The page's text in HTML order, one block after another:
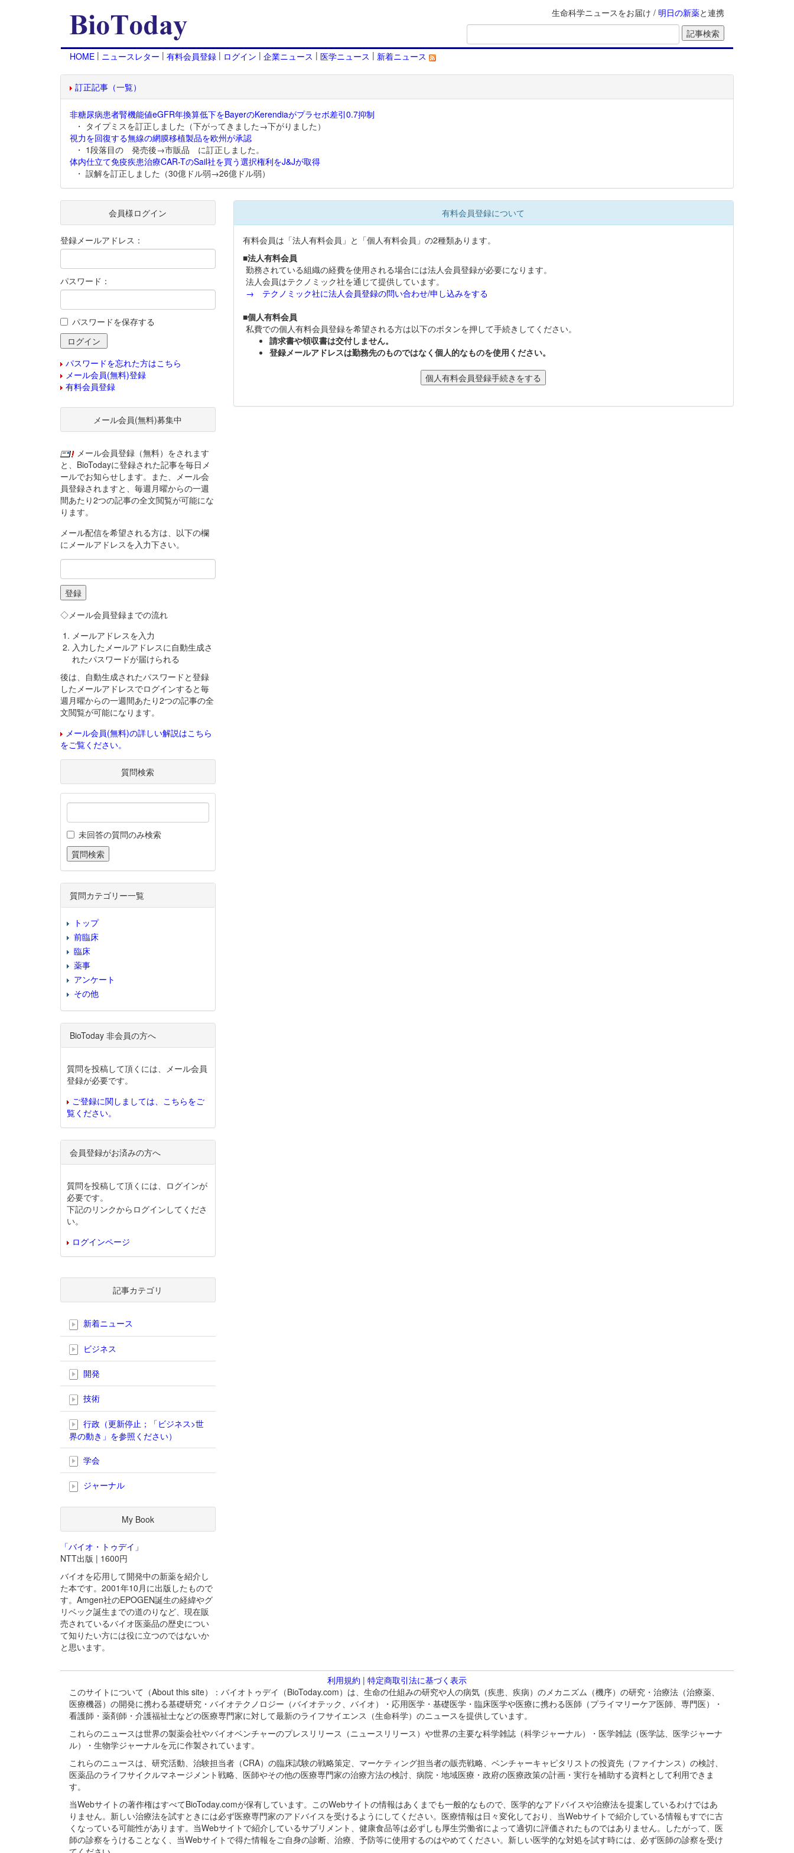
生命科学ニュースをお届け / 明日の新薬と連携
HOME | ニュースレター | 有料会員登録 | ログイン | 企業ニュース | 医学ニュース | 新着ニュース
訂正記事（一覧）
非糖尿病患者腎機能値eGFR年換算低下をBayerのKerendiaがプラセボ差引0.7抑制
・ タイプミスを訂正しました（下がってきました→下がりました）
視力を回復する無線の網膜移植製品を欧州が承認
・ 1段落目の 発売後→市販品 に訂正しました。
体内仕立て免疫疾患治療CAR-TのSail社を買う選択権利をJ&Jが取得
・ 誤解を訂正しました（30億ドル弱→26億ドル弱）
有料会員登録について
有料会員は「法人有料会員」と「個人有料会員」の2種類あります。
■法人有料会員
勤務されている組織の経費を使用される場合には法人会員登録が必要になります。
法人会員はテクノミック社を通じて提供しています。
→ テクノミック社に法人会員登録の問い合わせ/申し込みをする
■個人有料会員
私費での個人有料会員登録を希望される方は以下のボタンを押して手続きしてください。
請求書や領収書は交付しません。
登録メールアドレスは勤務先のものではなく個人的なものを使用ください。
会員様ログイン
登録メールアドレス：
パスワード：
パスワードを保存する
パスワードを忘れた方はこちら
メール会員(無料)登録
有料会員登録
メール会員(無料)募集中
メール会員登録（無料）をされます
と、BioTodayに登録された記事を毎日メ
ールでお知らせします。また、メール会
員登録されますと、毎週月曜からの一週
間あたり2つの記事の全文閲覧が可能にな
ります。
メール配信を希望される方は、以下の欄
にメールアドレスを入力下さい。
◇メール会員登録までの流れ
メールアドレスを入力
入力したメールアドレスに自動生成さ
れたパスワードが届けられる
後は、自動生成されたパスワードと登録
したメールアドレスでログインすると毎
週月曜からの一週間あたり2つの記事の全
文閲覧が可能になります。
メール会員(無料)の詳しい解説はこちら
をご覧ください。
質問検索
未回答の質問のみ検索
質問カテゴリー一覧
トップ
前臨床
臨床
薬事
アンケート
その他
BioToday 非会員の方へ
質問を投稿して頂くには、メール会員
登録が必要です。
ご登録に関しましては、こちらをご
覧ください。
会員登録がお済みの方へ
質問を投稿して頂くには、ログインが
必要です。
下記のリンクからログインしてくださ
い。
ログインページ
記事カテゴリ
新着ニュース
ビジネス
開発
技術
行政（更新停止；「ビジネス>世
界の動き」を参照ください）
学会
ジャーナル
My Book
「バイオ・トゥデイ」
NTT出版 | 1600円
バイオを応用して開発中の新薬を紹介し
た本です。2001年10月に出版したもので
す。Amgen社のEPOGEN誕生の経緯やグ
リベック誕生までの道のりなど、現在販
売されているバイオ医薬品の歴史につい
て知りたい方には役に立つのではないか
と思います。
利用規約 | 特定商取引法に基づく表示
このサイトについて（About this site）：バイオトゥデイ（BioToday.com）は、生命の仕組みの研究や人の病気（疾患、疾病）のメカニズム（機序）の研究・治療法（治療薬、
医療機器）の開発に携わる基礎研究・バイオテクノロジー（バイオテック、バイオ）・応用医学・基礎医学・臨床医学や医療に携わる医師（プライマリーケア医師、専門医）・
看護師・薬剤師・介護福祉士などの医療専門家に対して最新のライフサイエンス（生命科学）のニュースを提供しています。
これらのニュースは世界の製薬会社やバイオベンチャーのプレスリリース（ニュースリリース）や世界の主要な科学雑誌（科学ジャーナル）・医学雑誌（医学誌、医学ジャーナ
ル）・生物学ジャーナルを元に作製されています。
これらのニュースは、研究活動、治験担当者（CRA）の臨床試験の戦略策定、マーケティング担当者の販売戦略、ベンチャーキャピタリストの投資先（ファイナンス）の検討、
医薬品のライフサイクルマネージメント戦略、医師やその他の医療専門家の治療方法の検討、病院・地域医療・政府の医療政策の計画・実行を補助する資料として利用できま
す。
当Webサイトの著作権はすべてBioToday.comが保有しています。このWebサイトの情報はあくまでも一般的なもので、医学的なアドバイスや治療法を提案しているわけではあ
りません。新しい治療法を試すときには必ず医療専門家のアドバイスを受けるようにしてください。医療情報は日々変化しており、当Webサイトで紹介している情報もすでに古
くなっている可能性があります。当Webサイトで紹介しているサプリメント、健康食品等は必ずしも厚生労働省によって適切に評価されたものではありません。したがって、医
師の診察をうけることなく、当Webサイトで得た情報をご自身の診断、治療、予防等に使用するのはやめてください。新しい医学的な対処を試す時には、必ず医師の診察を受け